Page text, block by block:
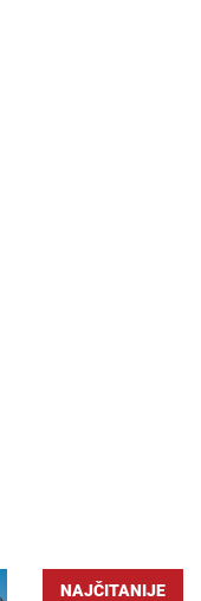
NAJČITANIJE